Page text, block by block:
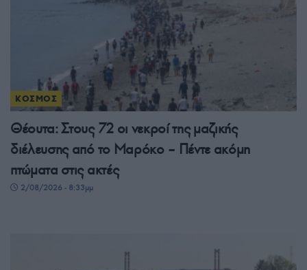
ΚΟΣΜΟΣ
Θέουτα: Στους 72 οι νεκροί της μαζικής
διέλευσης από το Μαρόκο – Πέντε ακόμη
πτώματα στις ακτές
2/08/2026 - 8:33μμ